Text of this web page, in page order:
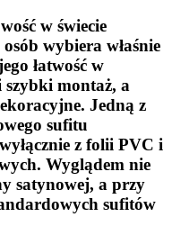
w świecie
wybiera właśnie
łatwość w
szybki montaż, a
Jedną z
sufitu
z folii PVC i
Wyglądem nie
satynowej, a przy
sufitów